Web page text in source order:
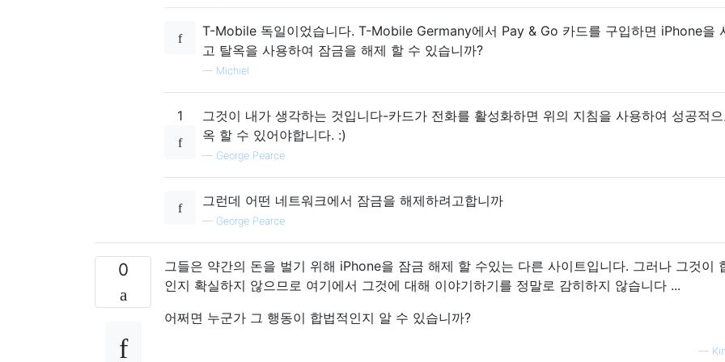
T-Mobile 독일이었습니다. T-Mobile Germany에서 Pay & Go 카드를 구입하면 iPhone을
고 탈옥을 사용하여 잠금을 해제 할 수 있습니까?
— Michiel
1
그것이 내가 생각하는 것입니다-카드가 전화를 활성화하면 위의 지침을 사용하여 성공적
옥 할 수 있어야합니다. :)
— George Pearce
그런데 어떤 네트워크에서 잠금을 해제하려고합니까
— George Pearce
0
그들은 약간의 돈을 벌기 위해 iPhone을 잠금 해제 할 수있는 다른 사이트입니다. 그러나 그것이
인지 확실하지 않으므로 여기에서 그것에 대해 이야기하기를 정말로 감히하지 않습니다 ...
어쩌면 누군가 그 행동이 합법적인지 알 수 있습니까?
—